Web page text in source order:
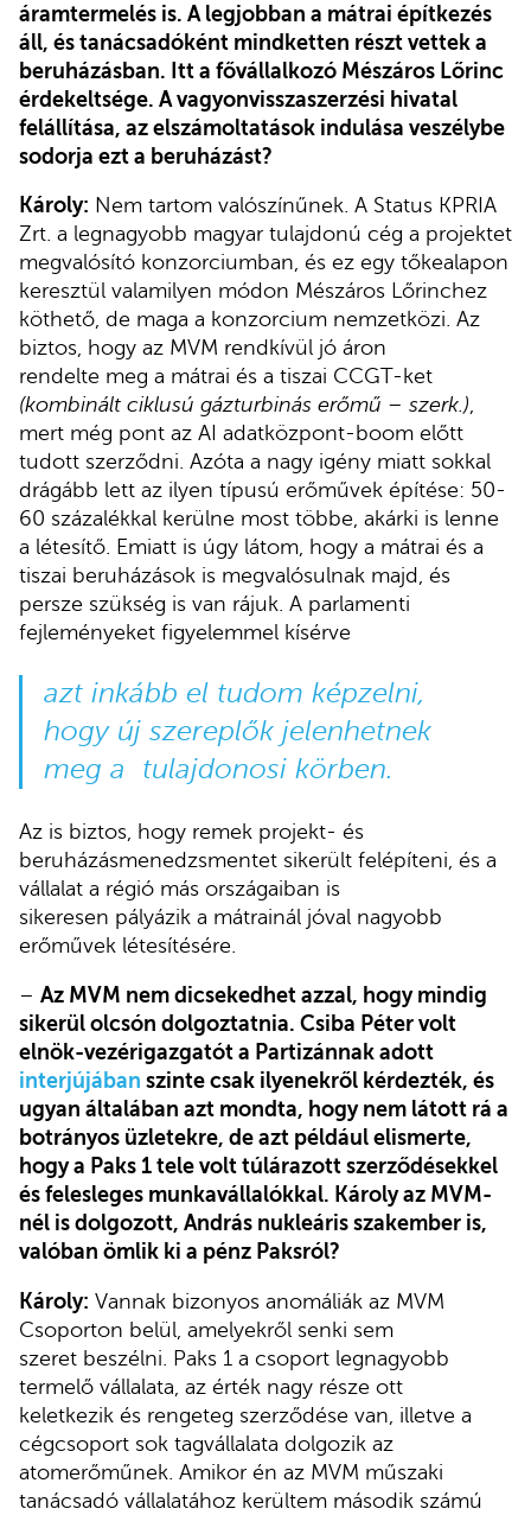
áramtermelés is. A legjobban a mátrai építkezés
áll, és tanácsadóként mindketten részt vettek a
beruházásban. Itt a fővállalkozó Mészáros Lőrinc
érdekeltsége. A vagyonvisszaszerzési hivatal
felállítása, az elszámoltatások indulása veszélybe
sodorja ezt a beruházást?
Károly: Nem tartom valószínűnek. A Status KPRIA
Zrt. a legnagyobb magyar tulajdonú cég a projektet
megvalósító konzorciumban, és ez egy tőkealapon
keresztül valamilyen módon Mészáros Lőrinchez
köthető, de maga a konzorcium nemzetközi. Az
biztos, hogy az MVM rendkívül jó áron
rendelte meg a mátrai és a tiszai CCGT-ket
(kombinált ciklusú gázturbinás erőmű – szerk.),
mert még pont az AI adatközpont-boom előtt
tudott szerződni. Azóta a nagy igény miatt sokkal
drágább lett az ilyen típusú erőművek építése: 50-
60 százalékkal kerülne most többe, akárki is lenne
a létesítő. Emiatt is úgy látom, hogy a mátrai és a
tiszai beruházások is megvalósulnak majd, és
persze szükség is van rájuk. A parlamenti
fejleményeket figyelemmel kísérve
azt inkább el tudom képzelni,
hogy új szereplők jelenhetnek
meg a tulajdonosi körben.
Az is biztos, hogy remek projekt- és
beruházásmenedzsmentet sikerült felépíteni, és a
vállalat a régió más országaiban is
sikeresen pályázik a mátrainál jóval nagyobb
erőművek létesítésére.
– Az MVM nem dicsekedhet azzal, hogy mindig
sikerül olcsón dolgoztatnia. Csiba Péter volt
elnök-vezérigazgatót a Partizánnak adott
interjújában szinte csak ilyenekről kérdezték, és
ugyan általában azt mondta, hogy nem látott rá a
botrányos üzletekre, de azt például elismerte,
hogy a Paks 1 tele volt túlárazott szerződésekkel
és felesleges munkavállalókkal. Károly az MVM-
nél is dolgozott, András nukleáris szakember is,
valóban ömlik ki a pénz Paksról?
Károly: Vannak bizonyos anomáliák az MVM
Csoporton belül, amelyekről senki sem
szeret beszélni. Paks 1 a csoport legnagyobb
termelő vállalata, az érték nagy része ott
keletkezik és rengeteg szerződése van, illetve a
cégcsoport sok tagvállalata dolgozik az
atomerőműnek. Amikor én az MVM műszaki
tanácsadó vállalatához kerültem második számú